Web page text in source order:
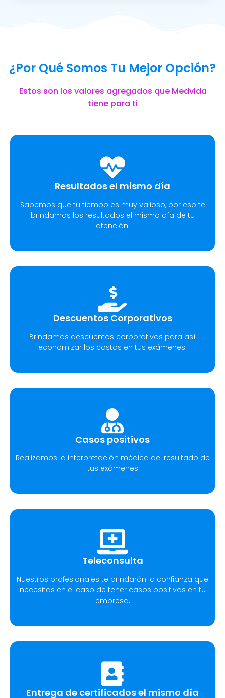
¿Por Qué Somos Tu Mejor Opción?
Estos son los valores agregados que Medvida
tiene para ti
Resultados el mismo día
Sabemos que tu tiempo es muy valioso, por eso te
brindamos los resultados el mismo día de tu
atención.
Descuentos Corporativos
Brindamos descuentos corporativos para así
economizar los costos en tus exámenes.
Casos positivos
Realizamos la interpretación médica del resultado de
tus exámenes
Teleconsulta
Nuestros profesionales te brindarán la confianza que
necesitas en el caso de tener casos positivos en tu
empresa.
Entrega de certificados el mismo día